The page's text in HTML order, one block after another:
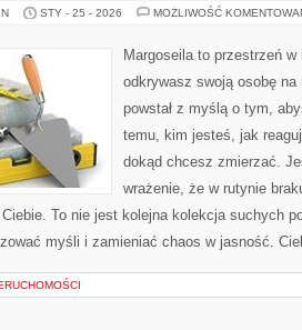
STY - 25 - 2026 MOŻLIWOŚĆ
Margoseila to przestrzeń
odkrywasz swoją osobę
powstał z myślą o tym,
temu, kim jesteś, jak
dokąd chcesz zmierzać.
wrażenie, że w rutynie
To nie jest kolejna kolekcja suchych
myśli i zamieniać chaos w jasność.